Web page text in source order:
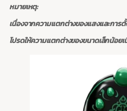
หมายเหตุ:
เนื่องจากความแตกต่างของแสงและกา
โปรดให้ความแตกต่างของขนาดเล็กน้อ